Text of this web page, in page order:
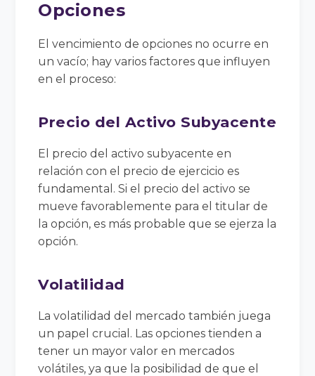
Opciones
El vencimiento de opciones no ocurre en
un vacío; hay varios factores que influyen
en el proceso:
Precio del Activo Subyacente
El precio del activo subyacente en
relación con el precio de ejercicio es
fundamental. Si el precio del activo se
mueve favorablemente para el titular de
la opción, es más probable que se ejerza la
opción.
Volatilidad
La volatilidad del mercado también juega
un papel crucial. Las opciones tienden a
tener un mayor valor en mercados
volátiles, ya que la posibilidad de que el